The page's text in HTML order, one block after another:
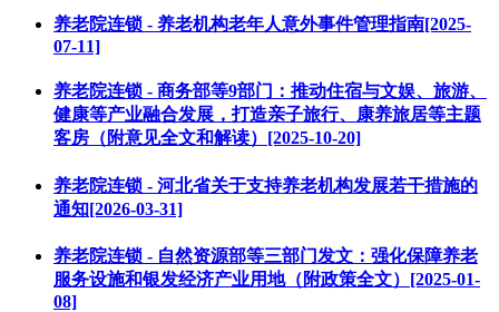
养老院连锁 - 养老机构老年人意外事件管理指南[2025-
07-11]
养老院连锁 - 商务部等9部门：推动住宿与文娱、旅游、
健康等产业融合发展，打造亲子旅行、康养旅居等主题
客房（附意见全文和解读）[2025-10-20]
养老院连锁 - 河北省关于支持养老机构发展若干措施的
通知[2026-03-31]
养老院连锁 - 自然资源部等三部门发文：强化保障养老
服务设施和银发经济产业用地（附政策全文）[2025-01-
08]